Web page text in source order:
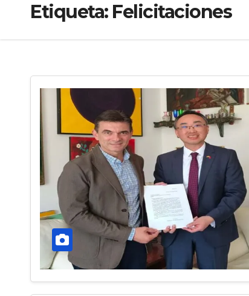
Etiqueta: Felicitaciones